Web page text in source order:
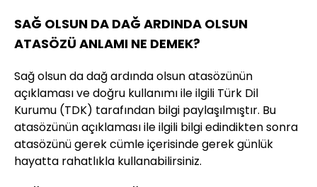
SAĞ OLSUN DA DAĞ ARDINDA OLSUN
ATASÖZÜ ANLAMI NE DEMEK?
Sağ olsun da dağ ardında olsun atasözünün
açıklaması ve doğru kullanımı ile ilgili Türk Dil
Kurumu (TDK) tarafından bilgi paylaşılmıştır. Bu
atasözünün açıklaması ile ilgili bilgi edindikten sonra
atasözünü gerek cümle içerisinde gerek günlük
hayatta rahatlıkla kullanabilirsiniz.